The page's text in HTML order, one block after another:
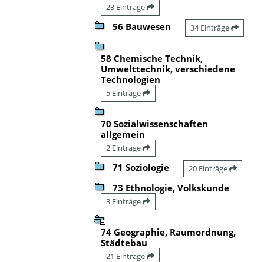
23 Einträge
56 Bauwesen 34 Einträge
58 Chemische Technik,
Umwelttechnik, verschiedene
Technologien
5 Einträge
70 Sozialwissenschaften
allgemein
2 Einträge
71 Soziologie 20 Einträge
73 Ethnologie, Volkskunde
3 Einträge
74 Geographie, Raumordnung,
Städtebau
21 Einträge